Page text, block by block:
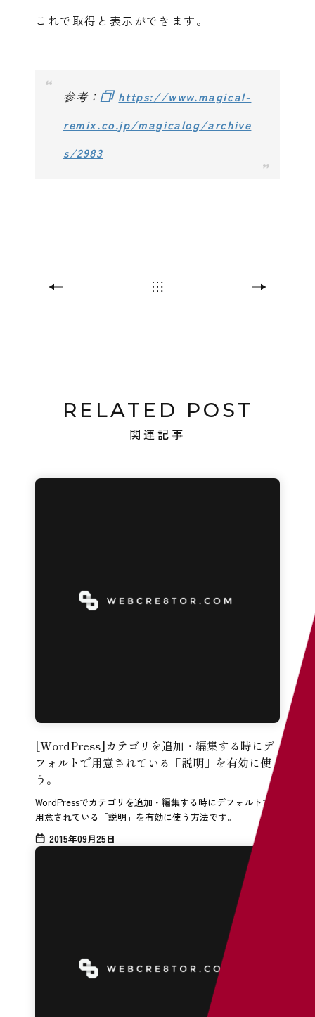
これで取得と表示ができます。
参考：
https://www.magical-
remix.co.jp/magicalog/archive
s/2983
RELATED POST
関連記事
[WordPress]カテゴリを追加・編集する時にデ
フォルトで用意されている「説明」を有効に使
う。
WordPressでカテゴリを追加・編集する時にデフォルトで
用意されている「説明」を有効に使う方法です。
2015年09月25日